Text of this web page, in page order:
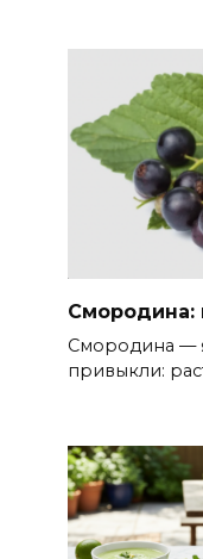
Смородина:
Смородина —
привыкли: